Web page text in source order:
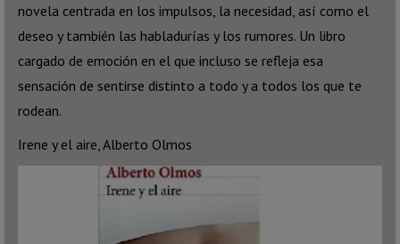
novela centrada en los impulsos, la necesidad, así como el
deseo y también las habladurías y los rumores. Un libro
cargado de emoción en el que incluso se refleja esa
sensación de sentirse distinto a todo y a todos los que te
rodean.
Irene y el aire, Alberto Olmos